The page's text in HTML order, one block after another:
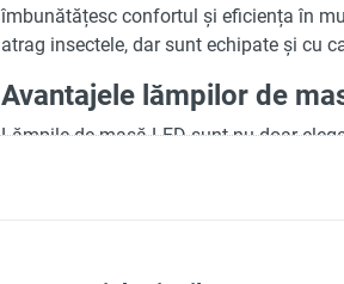
îmbunătățesc confortul și eficiența în
atrag insectele, dar sunt echipate și cu
Avantajele lămpilor de
Lămpile de masă LED sunt nu doar